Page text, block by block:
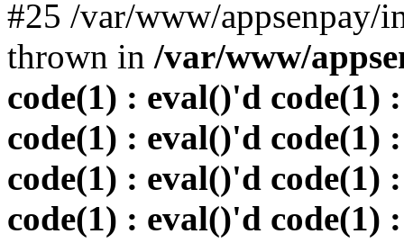
#25 /var/www/
thrown in /var/www/
code(1) : eval()'d code(1)
code(1) : eval()'d code(1)
code(1) : eval()'d code(1)
code(1) : eval()'d code(1)